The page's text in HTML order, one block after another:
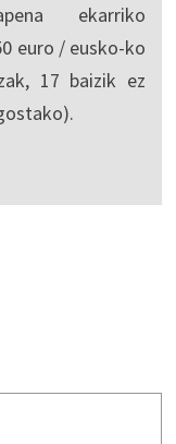
ekarriko
euro / eusko-ko
17 baizik ez